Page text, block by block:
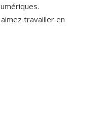
travailler en